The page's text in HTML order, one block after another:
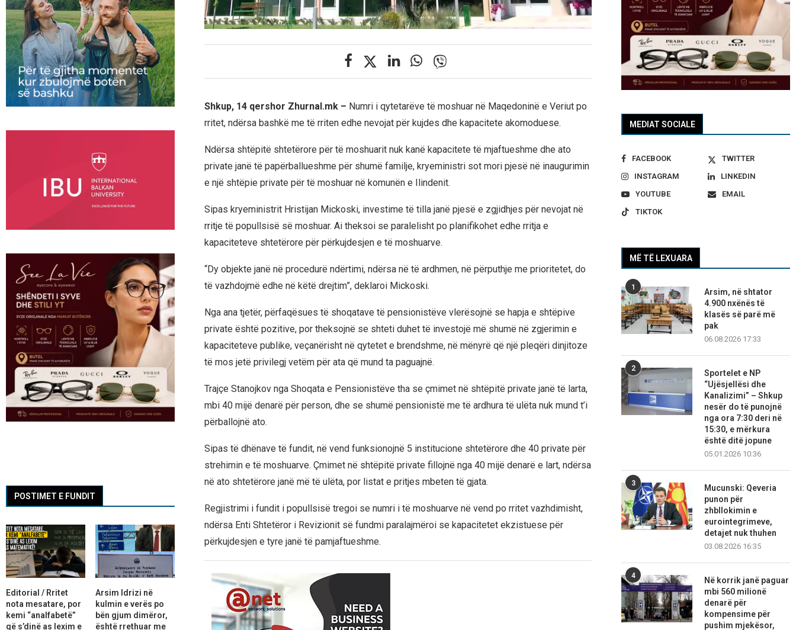
Shkup, 14 qershor Zhurnal.mk – Numri i qytetarëve të moshuar në Maqedoninë e Veriut po
rritet, ndërsa bashkë me të rriten edhe nevojat për kujdes dhe kapacitete akomoduese.
Ndërsa shtëpitë shtetërore për të moshuarit nuk kanë kapacitete të mjaftueshme dhe ato
private janë të papërballueshme për shumë familje, kryeministri sot mori pjesë në inaugurimin
e një shtëpie private për të moshuar në komunën e Ilindenit.
Sipas kryeministrit Hristijan Mickoski, investime të tilla janë pjesë e zgjidhjes për nevojat në
rritje të popullsisë së moshuar. Ai theksoi se paralelisht po planifikohet edhe rritja e
kapaciteteve shtetërore për përkujdesjen e të moshuarve.
“Dy objekte janë në procedurë ndërtimi, ndërsa në të ardhmen, në përputhje me prioritetet, do
të vazhdojmë edhe në këtë drejtim”, deklaroi Mickoski.
Nga ana tjetër, përfaqësues të shoqatave të pensionistëve vlerësojnë se hapja e shtëpive
private është pozitive, por theksojnë se shteti duhet të investojë më shumë në zgjerimin e
kapaciteteve publike, veçanërisht në qytetet e brendshme, në mënyrë që një pleqëri dinjitoze
të mos jetë privilegj vetëm për ata që mund ta paguajnë.
Trajçe Stanojkov nga Shoqata e Pensionistëve tha se çmimet në shtëpitë private janë të larta,
mbi 40 mijë denarë për person, dhe se shumë pensionistë me të ardhura të ulëta nuk mund t’i
përballojnë ato.
Sipas të dhënave të fundit, në vend funksionojnë 5 institucione shtetërore dhe 40 private për
strehimin e të moshuarve. Çmimet në shtëpitë private fillojnë nga 40 mijë denarë e lart, ndërsa
në ato shtetërore janë më të ulëta, por listat e pritjes mbeten të gjata.
Regjistrimi i fundit i popullsisë tregoi se numri i të moshuarve në vend po rritet vazhdimisht,
ndërsa Enti Shtetëror i Revizionit së fundmi paralajmëroi se kapacitetet ekzistuese për
përkujdesjen e tyre janë të pamjaftueshme.
MEDIAT SOCIALE
FACEBOOK
TWITTER
INSTAGRAM
LINKEDIN
YOUTUBE
EMAIL
TIKTOK
MË TË LEXUARA
1
Arsim, në shtator
4.900 nxënës të
klasës së parë më
pak
06.08.2026 17:33
2
Sportelet e NP
“Ujësjellësi dhe
Kanalizimi” – Shkup
nesër do të punojnë
nga ora 7:30 deri në
15:30, e mërkura
është ditë jopune
05.01.2026 10:36
3
Mucunski: Qeveria
punon për
zhbllokimin e
eurointegrimeve,
detajet nuk thuhen
03.08.2026 16:35
4
Në korrik janë paguar
mbi 560 milionë
denarë për
kompensime për
pushim mjekësor,
POSTIMET E FUNDIT
Editorial / Rritet
nota mesatare, por
kemi “analfabetë”
që s’dinë as lexim e
Arsim Idrizi në
kulmin e verës po
bën gjum dimëror,
është rrethuar me